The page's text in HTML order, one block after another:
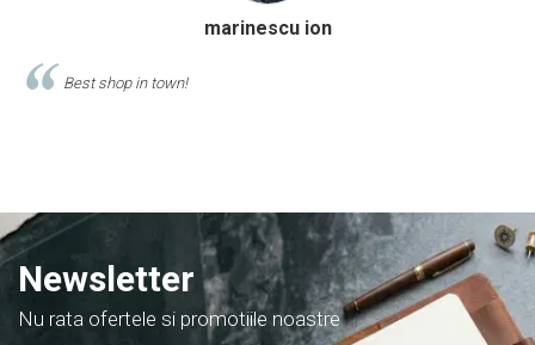
Calinescu Matei
Comand produse de papetarie si birotica de cel putin 10 ani de la
Newsletter
Nu rata ofertele si promotiile noastre